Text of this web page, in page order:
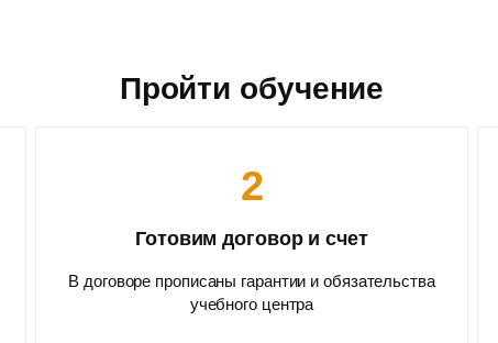
Пройти обучение
2
Готовим договор и счет
В договоре прописаны гарантии и обязательства
учебного центра